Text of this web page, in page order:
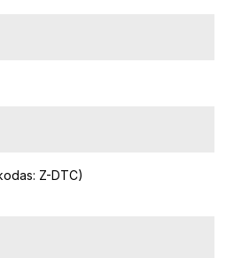
Z-DTC)